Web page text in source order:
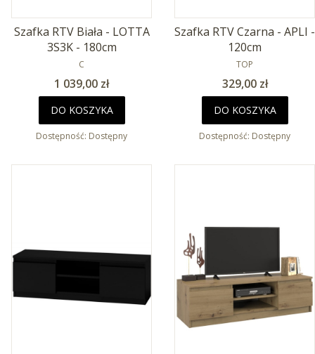
Szafka RTV Biała - LOTTA
3S3K - 180cm
PRODUCENT
C
Cena
1 039,00 zł
DO KOSZYKA
Dostępność: Dostępny
Szafka RTV Czarna - APLI -
120cm
PRODUCENT
TOP
Cena
329,00 zł
DO KOSZYKA
Dostępność: Dostępny